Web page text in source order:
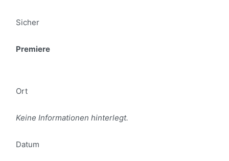
Sicher
Premiere
Ort
Keine Informationen hinterlegt.
Datum